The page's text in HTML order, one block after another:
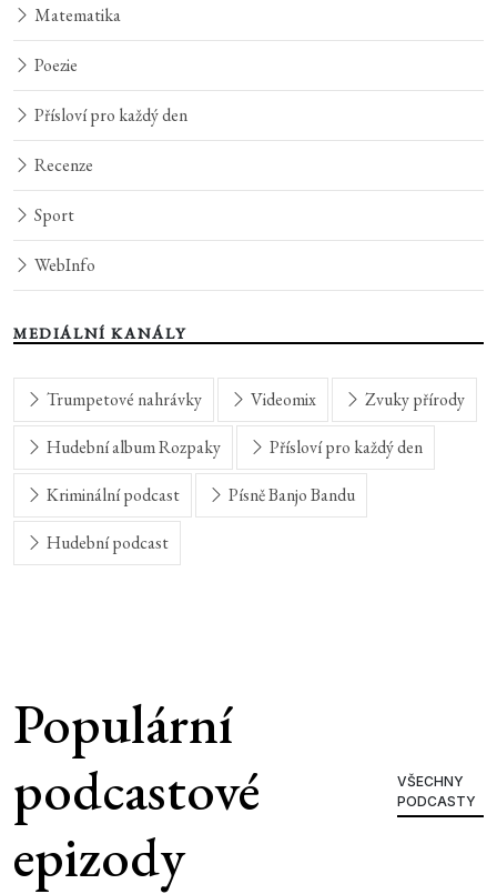
Matematika
Poezie
Přísloví pro každý den
Recenze
Sport
WebInfo
MEDIÁLNÍ KANÁLY
Trumpetové nahrávky Videomix Zvuky přírody
Hudební album Rozpaky Přísloví pro každý den
Kriminální podcast Písně Banjo Bandu
Hudební podcast
Populární
podcastové
epizody
VŠECHNY
PODCASTY